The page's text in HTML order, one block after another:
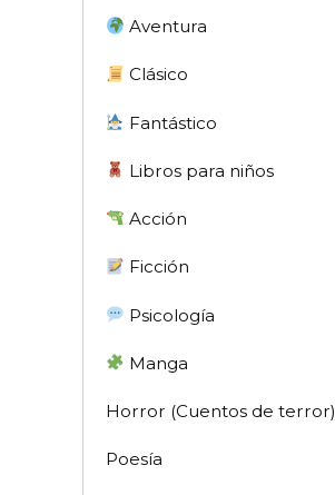
Aventura
Clásico
Fantástico
Libros para niños
Acción
Ficción
Psicología
Manga
Horror (Cuentos de terror)
Poesía